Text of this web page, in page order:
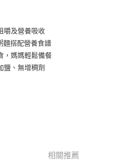
嚼及營養吸收
麵搭配營養食譜
，媽媽輕鬆備餐
鹽、無增稠劑
相關推薦